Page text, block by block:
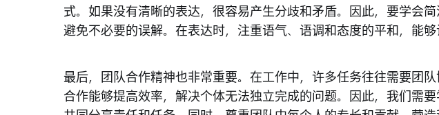
式。如果没有清晰的表达，很容易产生分歧和矛盾。因此，要学会简
避免不必要的误解。在表达时，注重语气、语调和态度的平和，能够
最后，团队合作精神也非常重要。在工作中，许多任务往往需要团
合作能够提高效率，解决个体无法独立完成的问题。因此，我们需要